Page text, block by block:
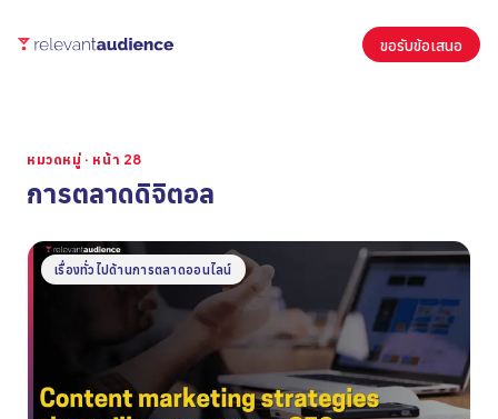
ขอรับข้อเสนอ
หมวดหมู่ · หน้า 28
การตลาดดิจิตอล
บทความ
เรื่องทั่วไปด้านการตลาดออนไลน์